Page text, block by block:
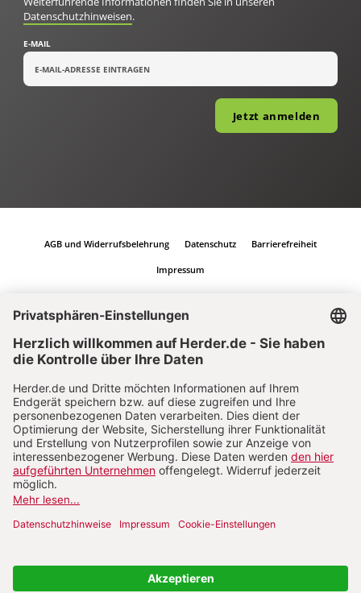
Datenschutzhinweisen.
E-MAIL
Jetzt anmelden
AGB und Widerrufsbelehrung Datenschutz Barrierefreiheit
Impressum
Vertrag widerrufen